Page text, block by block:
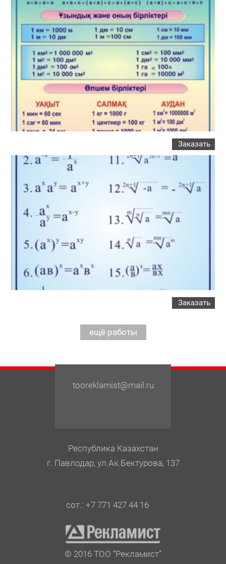
Заказать
Заказать
tooreklamist@mail.ru
Республика Казахстан
г. Павлодар, ул.Ак.Бектурова, 137
сот.: +7 771 427 44 16
© 2016 ТОО “Рекламист”